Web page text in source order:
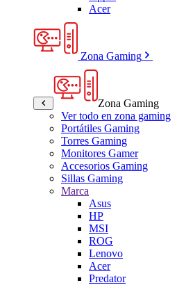
Acer
Zona Gaming
Zona Gaming
Ver todo en zona gaming
Portátiles Gaming
Torres Gaming
Monitores Gamer
Accesorios Gaming
Sillas Gaming
Marca
Asus
HP
MSI
ROG
Lenovo
Acer
Predator